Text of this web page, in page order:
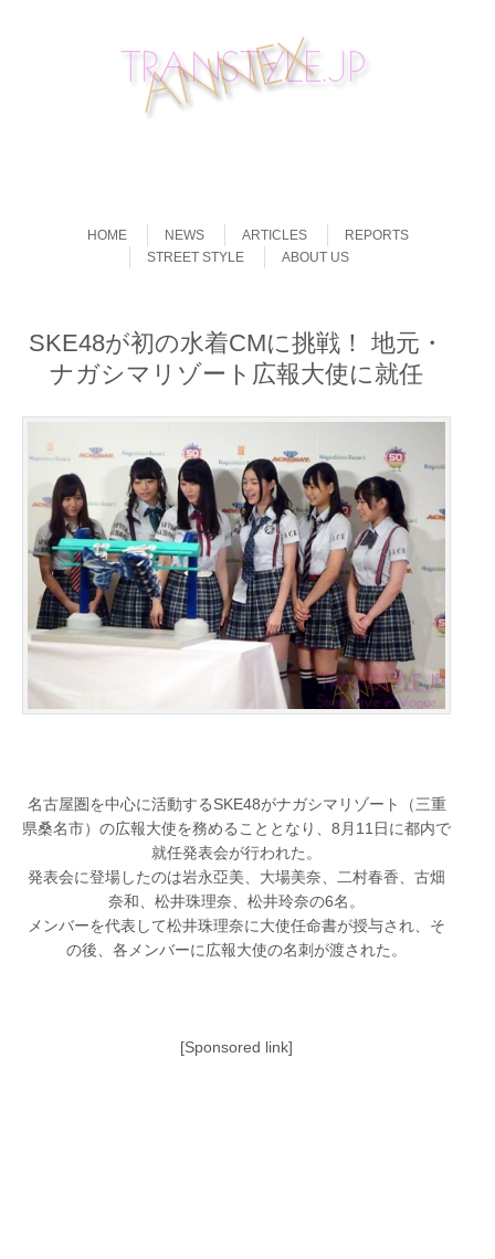
HOME
NEWS ARTICLES
REPORTS
STREET STYLE
ABOUT US
SKE48が初の水着CMに挑戦！ 地元・
ナガシマリゾート広報大使に就任
名古屋圏を中心に活動するSKE48がナガシマリゾート（三重
県桑名市）の広報大使を務めることとなり、8月11日に都内で
就任発表会が行われた。
発表会に登場したのは岩永亞美、大場美奈、二村春香、古畑
奈和、松井珠理奈、松井玲奈の6名。
メンバーを代表して松井珠理奈に大使任命書が授与され、そ
の後、各メンバーに広報大使の名刺が渡された。
[Sponsored link]